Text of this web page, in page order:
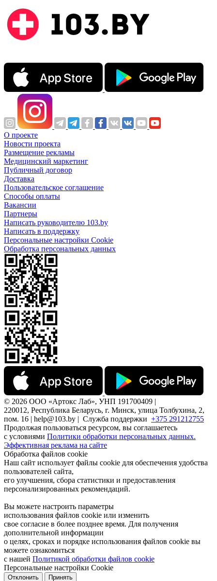
О проекте
Новости проекта
Размещение рекламы
Медицинский маркетинг
Публичный договор
Доставка
Пользовательское соглашение
Способы оплаты
Вакансии
Партнеры
Написать руководителю 103.by
Написать в поддержку
Персональные настройки Cookie
Обработка персональных данных
© 2026 ООО «Артокс Лаб», УНП 191700409 |
220012, Республика Беларусь, г. Минск, улица Толбухина, 2,
пом. 16 | help@103.by | Служба поддержки +375 291212755
Продолжая пользоваться ресурсом, вы соглашаетесь
с условиями Политики обработки персональных данных.
Эффективная реклама на сайте
Обработка файлов cookie
Наш сайт использует файлы cookie для обеспечения удобства
пользователей сайта,
его улучшения, сбора статистики и предоставления
персонализированных рекомендаций.
Вы можете настроить параметры
использования файлов cookie или изменить
свое согласие в более позднее время. Для получения
дополнительной информации
о целях, сроках и порядке использования файлов cookie вы
можете ознакомиться
с нашей Политикой обработки файлов cookie
Персональные настройки Cookie
Отклонить Принять